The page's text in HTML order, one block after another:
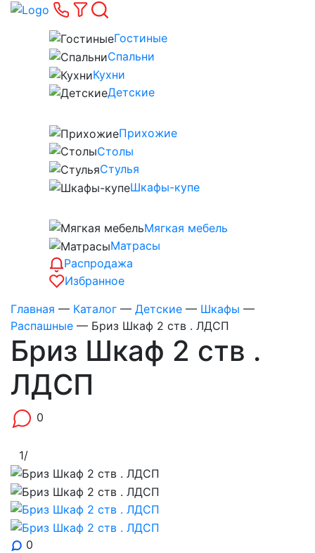
Гостиные
Спальни
Кухни
Детские
Прихожие
Столы
Стулья
Шкафы-купе
Мягкая мебель
Матрасы
Распродажа
Избранное
Главная — Каталог — Детские — Шкафы —
Распашные — Бриз Шкаф 2 ств . ЛДСП
Бриз Шкаф 2 ств .
ЛДСП
0
1/
0